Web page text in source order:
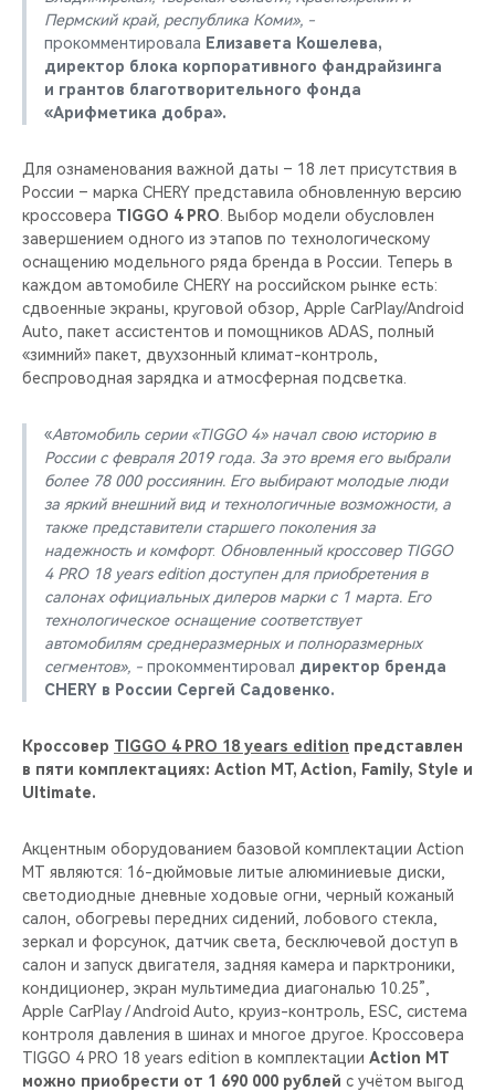
Пермский край, республика Коми», -
прокомментировала Елизавета Кошелева,
директор блока корпоративного фандрайзинга
и грантов благотворительного фонда
«Арифметика добра».
Для ознаменования важной даты – 18 лет присутствия в
России – марка CHERY представила обновленную версию
кроссовера TIGGO 4 PRO . Выбор модели обусловлен
завершением одного из этапов по технологическому
оснащению модельного ряда бренда в России. Теперь в
каждом автомобиле CHERY на российском рынке есть:
сдвоенные экраны, круговой обзор, Apple CarPlay/Android
Auto, пакет ассистентов и помощников ADAS, полный
«зимний» пакет, двухзонный климат-контроль,
беспроводная зарядка и атмосферная подсветка.
«Автомобиль серии «TIGGO 4» начал свою историю в
России с февраля 2019 года. За это время его выбрали
более 78 000 россиянин. Его выбирают молодые люди
за яркий внешний вид и технологичные возможности, а
также представители старшего поколения за
надежность и комфорт. Обновленный кроссовер TIGGO
4 PRO 18 years edition доступен для приобретения в
салонах официальных дилеров марки с 1 марта. Его
технологическое оснащение соответствует
автомобилям среднеразмерных и полноразмерных
сегментов», - прокомментировал директор бренда
CHERY в России Сергей Садовенко.
Кроссовер TIGGO 4 PRO 18 years edition представлен
в пяти комплектациях: Action MT, Action, Family, Style и
Ultimate.
Акцентным оборудованием базовой комплектации Action
MT являются: 16-дюймовые литые алюминиевые диски,
светодиодные дневные ходовые огни, черный кожаный
салон, обогревы передних сидений, лобового стекла,
зеркал и форсунок, датчик света, бесключевой доступ в
салон и запуск двигателя, задняя камера и парктроники,
кондиционер, экран мультимедиа диагональю 10.25”,
Apple CarPlay / Android Auto, круиз-контроль, ESС, система
контроля давления в шинах и многое другое. Кроссовера
TIGGO 4 PRO 18 years edition в комплектации Action MT
можно приобрести от 1 690 000 рублей с учётом выгод